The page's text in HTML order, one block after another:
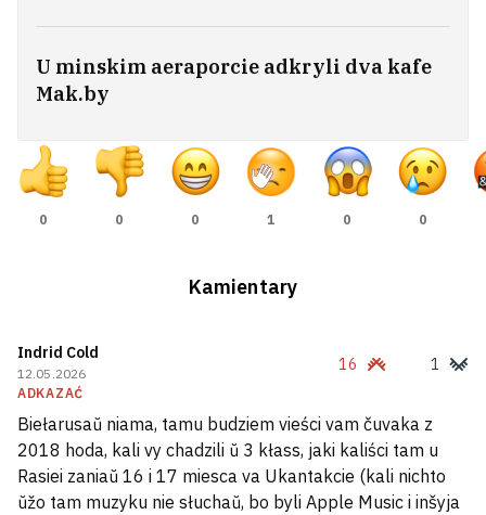
U minskim aeraporcie adkryli dva kafe
Mak.by
0 0 0 1 0 0
Kamientary
Indrid Cold
12.05.2026
ADKAZAĆ
16 1
Biełarusaŭ niama, tamu budziem vieści vam čuvaka z
2018 hoda, kali vy chadzili ŭ 3 kłass, jaki kaliści tam u
Rasiei zaniaŭ 16 i 17 miesca va Ukantakcie (kali nichto
ŭžo tam muzyku nie słuchaŭ, bo byli Apple Music i inšyja
U Vieniesuele pačalisia pieramovy pamiž
uładami i apazicyjaj
U Jekaciarynburhu atakavany skład
Wildberries
Na «Hrodna Azocie» adbyŭsia pazapłanavy
vykid amijaku